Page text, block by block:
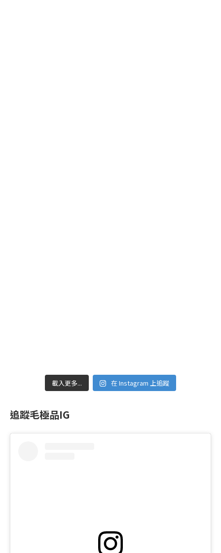
載入更多... 在 Instagram 上追蹤
追蹤毛極品IG